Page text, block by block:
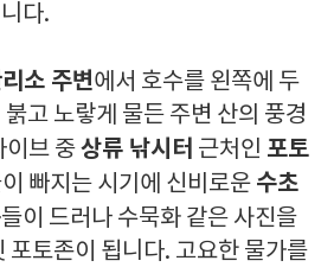
다.
소 주변에서 호수를 왼쪽에 두
고 노랗게 물든 주변 산의 풍경
이브 중상류 낚시터 근처인 포토
빠지는 시기에 신비로운 수초
들이 드러나 수묵화 같은 사진을
포토존이 됩니다. 고요한 물가를